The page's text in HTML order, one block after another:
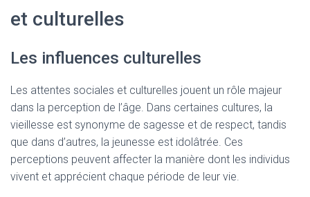
et culturelles
Les influences culturelles
Les attentes sociales et culturelles jouent un rôle majeur
dans la perception de l’âge. Dans certaines cultures, la
vieillesse est synonyme de sagesse et de respect, tandis
que dans d’autres, la jeunesse est idolâtrée. Ces
perceptions peuvent affecter la manière dont les individus
vivent et apprécient chaque période de leur vie.